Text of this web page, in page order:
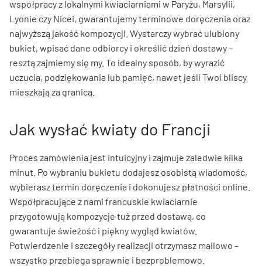
współpracy z lokalnymi kwiaciarniami w Paryżu, Marsylii,
Lyonie czy Nicei, gwarantujemy terminowe doręczenia oraz
najwyższą jakość kompozycji. Wystarczy wybrać ulubiony
bukiet, wpisać dane odbiorcy i określić dzień dostawy –
resztą zajmiemy się my. To idealny sposób, by wyrazić
uczucia, podziękowania lub pamięć, nawet jeśli Twoi bliscy
mieszkają za granicą.
Jak wysłać kwiaty do Francji
Proces zamówienia jest intuicyjny i zajmuje zaledwie kilka
minut. Po wybraniu bukietu dodajesz osobistą wiadomość,
wybierasz termin doręczenia i dokonujesz płatności online.
Współpracujące z nami francuskie kwiaciarnie
przygotowują kompozycje tuż przed dostawą, co
gwarantuje świeżość i piękny wygląd kwiatów.
Potwierdzenie i szczegóły realizacji otrzymasz mailowo –
wszystko przebiega sprawnie i bezproblemowo.